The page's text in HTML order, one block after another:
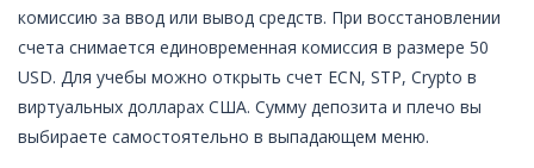
комиссию за ввод или вывод средств. При восстановлении
счета снимается единовременная комиссия в размере 50
USD. Для учебы можно открыть счет ECN, STP, Crypto в
виртуальных долларах США. Сумму депозита и плечо вы
выбираете самостоятельно в выпадающем меню.